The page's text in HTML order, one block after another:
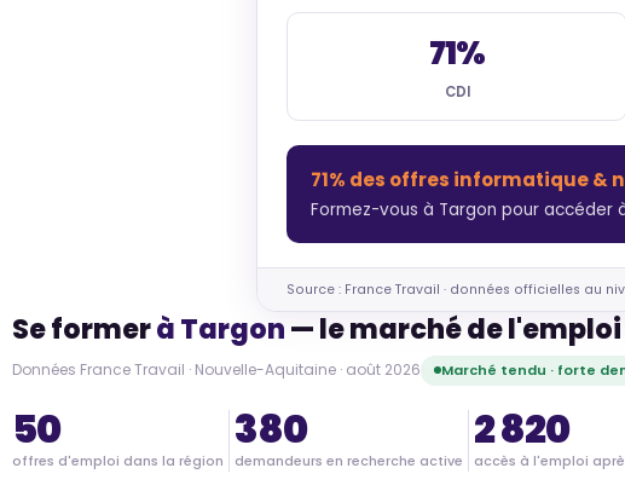
71%
CDI
71% des offres informatique &
Formez-vous à Targon pour
Source : France Travail · données officielles au
Se formerà Targon— le marché de
Données France Travail · Nouvelle-Aquitaine · août 2026 Marché tendu · forte
50
offres d'emploi dans la région
380
demandeurs en recherche active
2 820
accès à l'emploi